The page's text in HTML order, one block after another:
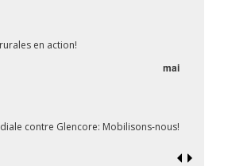
en action!
mai
contre Glencore: Mobilisons-nous!